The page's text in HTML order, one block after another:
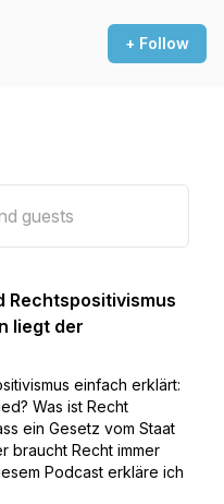
+ Follow
Rechtspositivismus
liegt der
einfach erklärt:
Was ist Recht
ein Gesetz vom Staat
braucht Recht immer
Podcast erkläre ich